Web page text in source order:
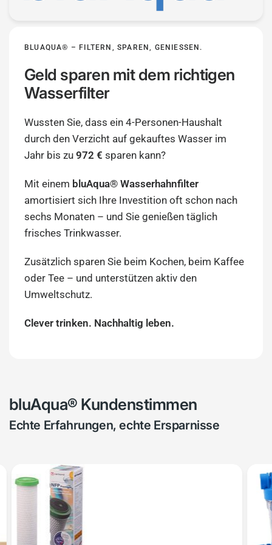
BLUAQUA® – FILTERN, SPAREN, GENIESSEN.
Geld sparen mit dem richtigen
Wasserfilter
Wussten Sie, dass ein 4-Personen-Haushalt
durch den Verzicht auf gekauftes Wasser im
Jahr bis zu972 € sparen kann?
Mit einem bluAqua® Wasserhahnfilter
amortisiert sich Ihre Investition oft schon nach
sechs Monaten – und Sie genießen täglich
frisches Trinkwasser.
Zusätzlich sparen Sie beim Kochen, beim Kaffee
oder Tee – und unterstützen aktiv den
Umweltschutz.
Clever trinken. Nachhaltig leben.
bluAqua® Kundenstimmen
Echte Erfahrungen, echte Ersparnisse